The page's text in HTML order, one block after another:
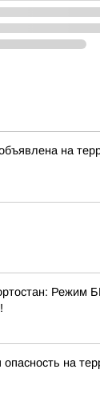
на
Режим
на